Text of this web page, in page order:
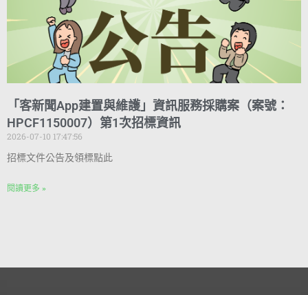
「客新聞App建置與維護」資訊服務採購案（案號：
HPCF1150007）第1次招標資訊
2026-07-10 17:47:56
招標文件公告及領標點此
閱讀更多 »